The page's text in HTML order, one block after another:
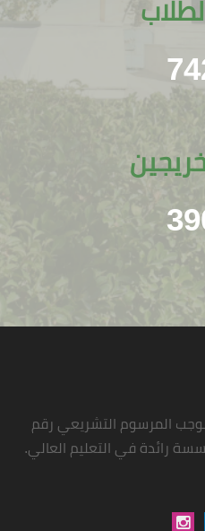
المرسوم التشريعي رقم